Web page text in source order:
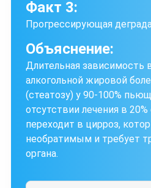
Факт 3:
Прогрессирующая
Объяснение:
Длительная зависимость
алкогольной жировой
(стеатозу) у 90-100%
отсутствии лечения в 20%
переходит в цирроз,
необратимым и требует
органа.